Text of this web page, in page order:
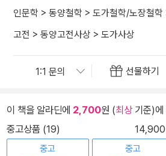
인문학 > 동양철학 > 도가철학/노장철학
고전 > 동양고전사상 > 도가사상
선물하기
이 책을 알라딘에 2,700원 (최상기준)에
중고상품 (19)
14,900
중고
중고